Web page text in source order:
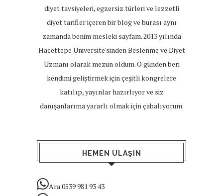
diyet tavsiyeleri, egzersiz türleri ve lezzetli
diyet tarifler içeren bir blog ve burası aynı
zamanda benim mesleki sayfam. 2013 yılında
Hacettepe Üniversite'sinden Beslenme ve Diyet
Uzmanı olarak mezun oldum. O günden beri
kendimi geliştirmek için çeşitli kongrelere
katılıp, yayınlar hazırlıyor ve siz
danışanlarıma yararlı olmak için çabalıyorum.
HEMEN ULAŞIN
Ara 0539 981 93 43